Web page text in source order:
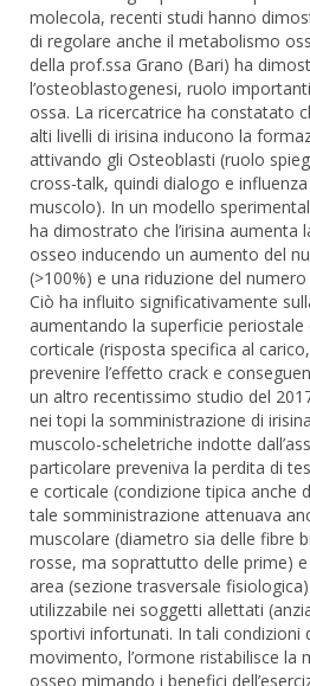
molecola, recenti studi hanno
di regolare anche il metabolismo
della prof.ssa Grano (Bari) ha
l’osteoblastogenesi, ruolo
ossa. La ricercatrice ha constatato
alti livelli di irisina inducono la
attivando gli Osteoblasti (ruolo
cross-talk, quindi dialogo e
muscolo). In un modello
ha dimostrato che l’irisina aumenta
osseo inducendo un aumento del
(>100%) e una riduzione del
Ciò ha influito significativamente
aumentando la superficie periostale
corticale (risposta specifica al
prevenire l’effetto crack e
un altro recentissimo studio del
nei topi la somministrazione di
muscolo-scheletriche indotte
particolare preveniva la perdita di
e corticale (condizione tipica anche
tale somministrazione attenuava
muscolare (diametro sia delle fibre
rosse, ma soprattutto delle prime)
area (sezione trasversale
utilizzabile nei soggetti allettati
sportivi infortunati. In tali condizioni
movimento, l’ormone ristabilisce la
osseo mimando i benefici